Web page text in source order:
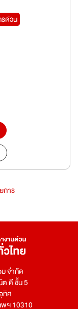
ด่วน
การ
จำกัด
ต ดี ชั้น 5
ทิศ
พฯ 10310